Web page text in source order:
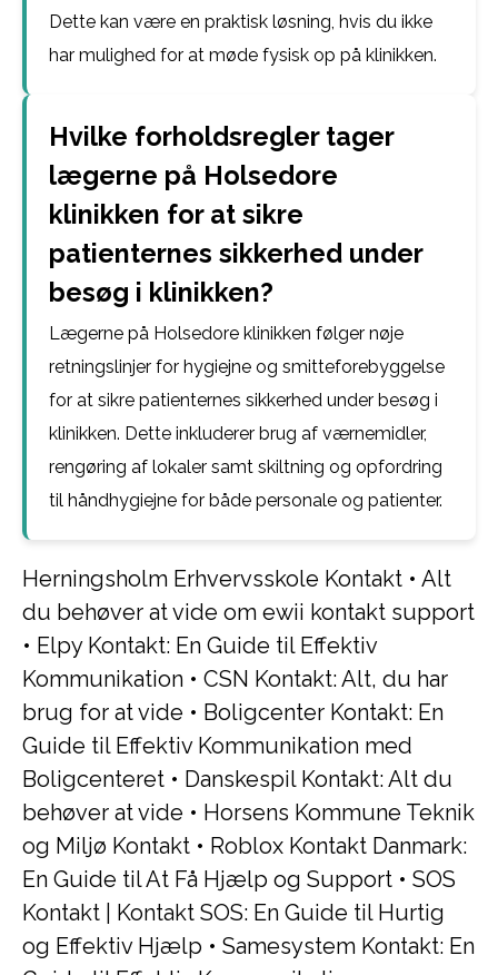
Dette kan være en praktisk løsning, hvis du ikke
har mulighed for at møde fysisk op på klinikken.
Hvilke forholdsregler tager
lægerne på Holsedore
klinikken for at sikre
patienternes sikkerhed under
besøg i klinikken?
Lægerne på Holsedore klinikken følger nøje
retningslinjer for hygiejne og smitteforebyggelse
for at sikre patienternes sikkerhed under besøg i
klinikken. Dette inkluderer brug af værnemidler,
rengøring af lokaler samt skiltning og opfordring
til håndhygiejne for både personale og patienter.
Herningsholm Erhvervsskole Kontakt • Alt
du behøver at vide om ewii kontakt support
• Elpy Kontakt: En Guide til Effektiv
Kommunikation • CSN Kontakt: Alt, du har
brug for at vide • Boligcenter Kontakt: En
Guide til Effektiv Kommunikation med
Boligcenteret • Danskespil Kontakt: Alt du
behøver at vide • Horsens Kommune Teknik
og Miljø Kontakt • Roblox Kontakt Danmark:
En Guide til At Få Hjælp og Support • SOS
Kontakt | Kontakt SOS: En Guide til Hurtig
og Effektiv Hjælp • Samesystem Kontakt: En